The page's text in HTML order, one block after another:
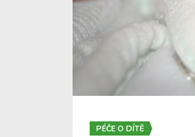
PÉČE O DÍTĚ